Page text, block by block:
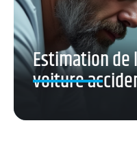
Estimation de
voiture